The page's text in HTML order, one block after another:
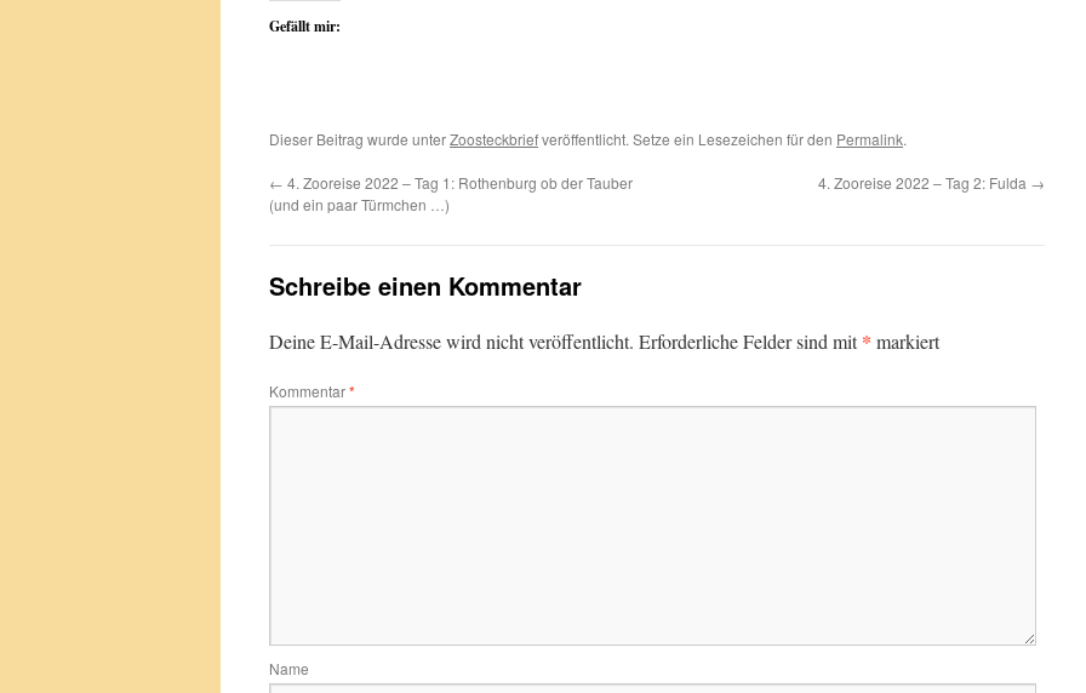
Gefällt mir:
Dieser Beitrag wurde unterZoosteckbriefveröffentlicht. Setze ein Lesezeichen für den Permalink.
← 4. Zooreise 2022 – Tag 1: Rothenburg ob der Tauber
(und ein paar Türmchen …)
4. Zooreise 2022 – Tag 2: Fulda →
Schreibe einen Kommentar
Deine E-Mail-Adresse wird nicht veröffentlicht. Erforderliche Felder sind mit* markiert
Kommentar*
Name